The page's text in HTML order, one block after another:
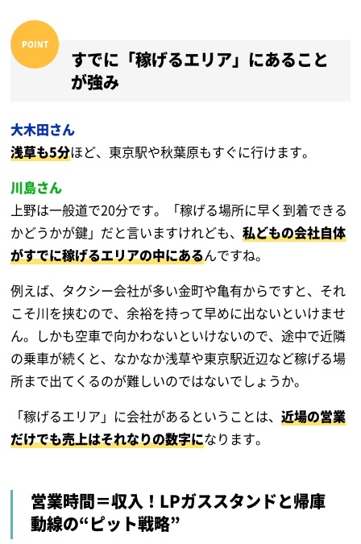
すでに「稼げるエリア」にあること
が強み
大木田さん
浅草も5分ほど、東京駅や秋葉原もすぐに行けます。
川島さん
上野は一般道で20分です。「稼げる場所に早く到着できる
かどうかが鍵」だと言いますけれども、私どもの会社自体
がすでに稼げるエリアの中にあるんですね。
例えば、タクシー会社が多い金町や亀有からですと、それ
こそ川を挟むので、余裕を持って早めに出ないといけませ
ん。しかも空車で向かわないといけないので、途中で近隣
の乗車が続くと、なかなか浅草や東京駅近辺など稼げる場
所まで出てくるのが難しいのではないでしょうか。
「稼げるエリア」に会社があるということは、近場の営業
だけでも売上はそれなりの数字になります。
営業時間＝収入！LPガススタンドと帰庫
動線の“ピット戦略”